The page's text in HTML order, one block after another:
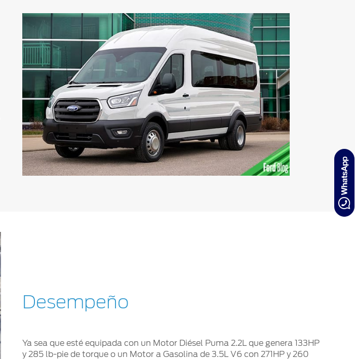
Desempeño
Ya sea que esté equipada con un Motor Diésel Puma 2.2L que genera 133HP
y 285 lb-pie de torque o un Motor a Gasolina de 3.5L V6 con 271HP y 260